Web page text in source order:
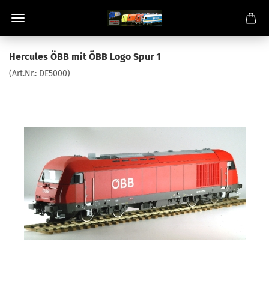
Hercules ÖBB mit ÖBB Logo Spur 1
(Art.Nr.: DE5000)